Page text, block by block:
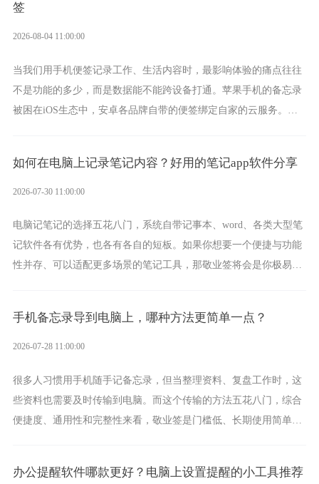
签
2026-08-04 11:00:00
当我们用手机便签记录工作、生活内容时，最影响体验的痛点往往
不是功能的多少，而是数据能不能跨设备打通。苹果手机的备忘录
被困在iOS生态中，安卓各品牌自带的便签绑定自家的云服务。而
如何在电脑上记录笔记内容？好用的笔记app软件分享
2026-07-30 11:00:00
电脑记笔记的选择五花八门，系统自带记事本、word、各类大型笔
记软件各有优势，也各有各自的短板。如果你想要一个便捷与功能
性并存、可以适配更多场景的笔记工具，那敬业签将会是你极易上
手机备忘录导到电脑上，哪种方法更简单一点？
2026-07-28 11:00:00
很多人习惯用手机随手记备忘录，但当整理资料、复盘工作时，这
些资料也需要及时传输到电脑。而这个传输的方法五花八门，综合
便捷度、通用性和完整性来看，敬业签是门槛低、长期使用简单的
办公提醒软件哪款更好？电脑上设置提醒的小工具推荐